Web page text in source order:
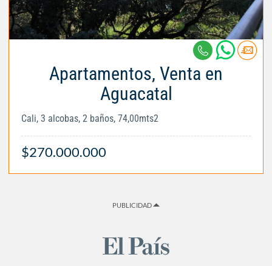
Apartamentos, Venta en
Aguacatal
Cali, 3 alcobas, 2 baños, 74,00mts2
$270.000.000
PUBLICIDAD